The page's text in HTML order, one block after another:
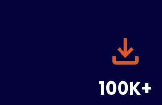
100K+